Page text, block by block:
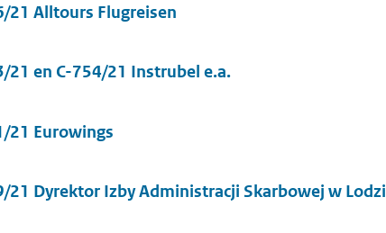
21 Alltours Flugreisen
21 en C-754/21 Instrubel e.a.
21 Eurowings
21 Dyrektor Izby Administracji Skarbowej w Lodzi